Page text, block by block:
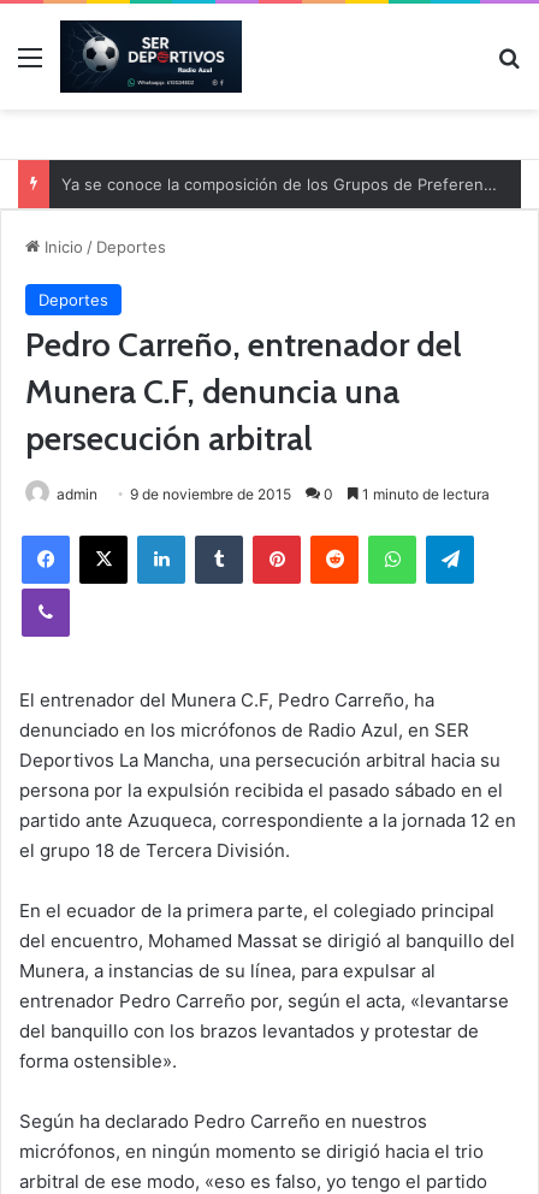
Menú
Ya se conoce la composición de los Grupos de Preferente y el calendario
Inicio / Deportes
Deportes
Pedro Carreño, entrenador del
Munera C.F, denuncia una
persecución arbitral
admin 9 de noviembre de 2015 0 1 minuto de lectura
El entrenador del Munera C.F, Pedro Carreño, ha
denunciado en los micrófonos de Radio Azul, en SER
Deportivos La Mancha, una persecución arbitral hacia su
persona por la expulsión recibida el pasado sábado en el
partido ante Azuqueca, correspondiente a la jornada 12 en
el grupo 18 de Tercera División.
En el ecuador de la primera parte, el colegiado principal
del encuentro, Mohamed Massat se dirigió al banquillo del
Munera, a instancias de su línea, para expulsar al
entrenador Pedro Carreño por, según el acta, «levantarse
del banquillo con los brazos levantados y protestar de
forma ostensible».
Según ha declarado Pedro Carreño en nuestros
micrófonos, en ningún momento se dirigió hacia el trio
arbitral de ese modo, «eso es falso, yo tengo el partido